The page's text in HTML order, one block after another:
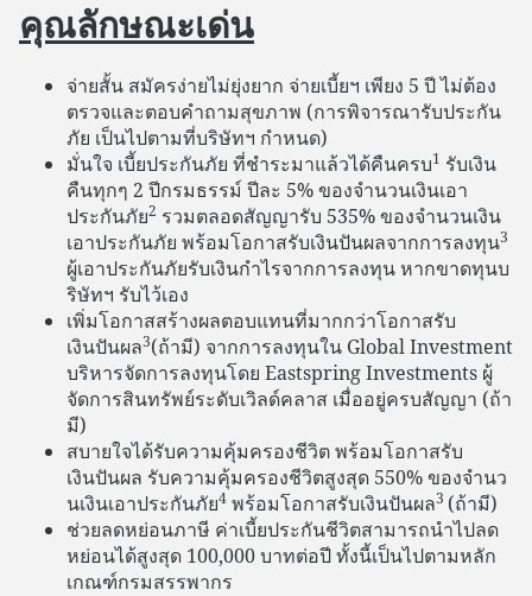
คุณลักษณะเด่น
จ่ายสั้น สมัครง่ายไม่ยุ่งยาก จ่ายเบี้ยฯ เพียง 5 ปี ไม่ต้อง
ตรวจและตอบคําถามสุขภาพ (การพิจารณารับประกัน
ภัย เป็นไปตามที่บริษัทฯ กําหนด)
มั่นใจ เบี้ยประกันภัย ที่ชำระมาแล้วได้คืนครบ1 รับเงิน
คืนทุกๆ 2 ปีกรมธรรม์ ปีละ 5% ของจํานวนเงินเอา
ประกันภัย2 รวมตลอดสัญญารับ 535% ของจํานวนเงิน
เอาประกันภัย พร้อมโอกาสรับเงินปันผลจากการลงทุน3
ผู้เอาประกันภัยรับเงินกําไรจากการลงทุน หากขาดทุนบ
ริษัทฯ รับไว้เอง
เพิ่มโอกาสสร้างผลตอบแทนที่มากกว่าโอกาสรับ
เงินปันผล3(ถ้ามี) จากการลงทุนใน Global Investment
บริหารจัดการลงทุนโดย Eastspring Investments ผู้
จัดการสินทรัพย์ระดับเวิลด์คลาส เมื่ออยู่ครบสัญญา (ถ้า
มี)
สบายใจได้รับความคุ้มครองชีวิต พร้อมโอกาสรับ
เงินปันผล รับความคุ้มครองชีวิตสูงสุด 550% ของจํานว
นเงินเอาประกันภัย4 พร้อมโอกาสรับเงินปันผล3 (ถ้ามี)
ช่วยลดหย่อนภาษี ค่าเบี้ยประกันชีวิตสามารถนำไปลด
หย่อนได้สูงสุด 100,000 บาทต่อปี ทั้งนี้เป็นไปตามหลัก
เกณฑ์กรมสรรพากร